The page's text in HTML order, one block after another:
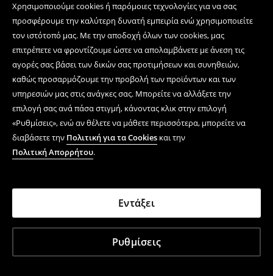
Χρησιμοποιούμε cookies ή παρόμοιες τεχνολογίες για να σας
προσφέρουμε την καλύτερη δυνατή εμπειρία ενώ χρησιμοποιείτε
τον ιστότοπό μας. Με την αποδοχή όλων των cookies, μας
επιτρέπετε να φροντίζουμε ώστε να απολαμβάνετε με άνεση τις
αγορές σας βάσει των δικών σας προτιμήσεων και συνηθειών,
καθώς προσαρμόζουμε την προβολή των προϊόντων και των
υπηρεσιών μας στις ανάγκες σας. Μπορείτε να αλλάξετε την
επιλογή σας ανά πάσα στιγμή, κάνοντας κλικ στην επιλογή
«Ρυθμίσεις», ενώ αν θέλετε να μάθετε περισσότερα, μπορείτε να
διαβάσετε την Πολιτική για τα Cookies και την
Πολιτική Απορρήτου.
Ρυθμίσεις
Εντάξει
Ακολουθήστε μας
Κέντρο βοήθειας
Ηλεκτρονικές αγορές
Πολιτική Απορρήτου
LPP GREECE Μονοπώλιο Ιδωτικό, Κεφαλαία Επιχείρηση
Ι.&K;&E;. Ηλιανική Εμπορικό Ειδών Ιματισμού, Αγγελιαφόροι &
Εννοιολόγοι 5, Αθήνα, Τ.Κ.:11527, Α.Φ.Μ.: 801864698 - Δ.Ο.Υ.